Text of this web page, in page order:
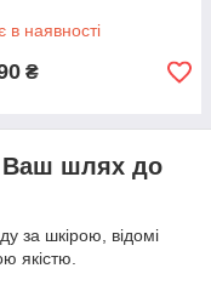
в наявності
₴
Ваш шлях до
за шкірою, відомі
якістю.